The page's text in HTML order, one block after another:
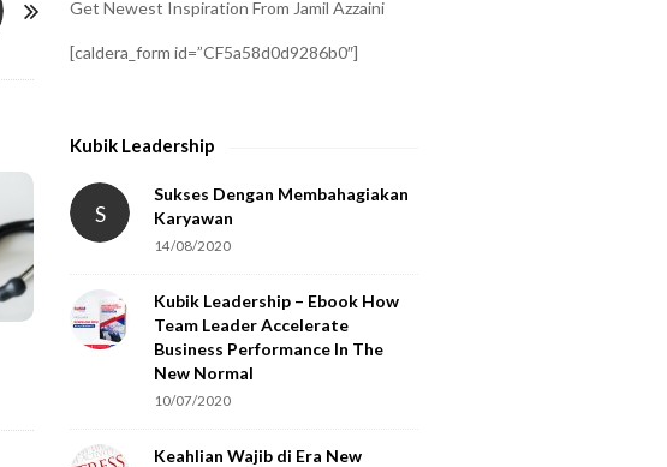
Get Newest Inspiration From Jamil Azzaini
[caldera_form id=”CF5a58d0d9286b0″]
Kubik Leadership
S
Sukses Dengan Membahagiakan
Karyawan
14/08/2020
Kubik Leadership – Ebook How
Team Leader Accelerate
Business Performance In The
New Normal
10/07/2020
Keahlian Wajib di Era New